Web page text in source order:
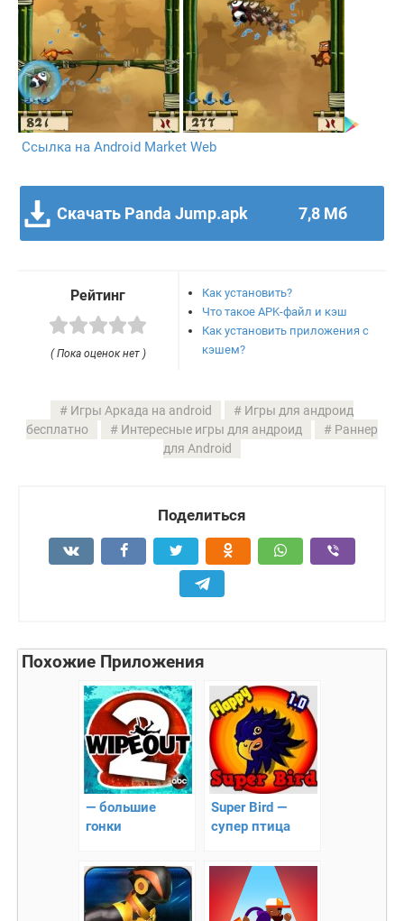
Ссылка на Android Market Web
Скачать Panda Jump.apk 7,8 Мб
Рейтинг
( Пока оценок нет )
Как установить?
Что такое APK-файл и кэш
Как установить приложения с
кэшем?
Игры Аркада на android
Игры для андроид
бесплатно
Интересные игры для андроид
Раннер
для Android
Поделиться
Похожие Приложения
— большие
гонки
Super Bird —
cупер птица